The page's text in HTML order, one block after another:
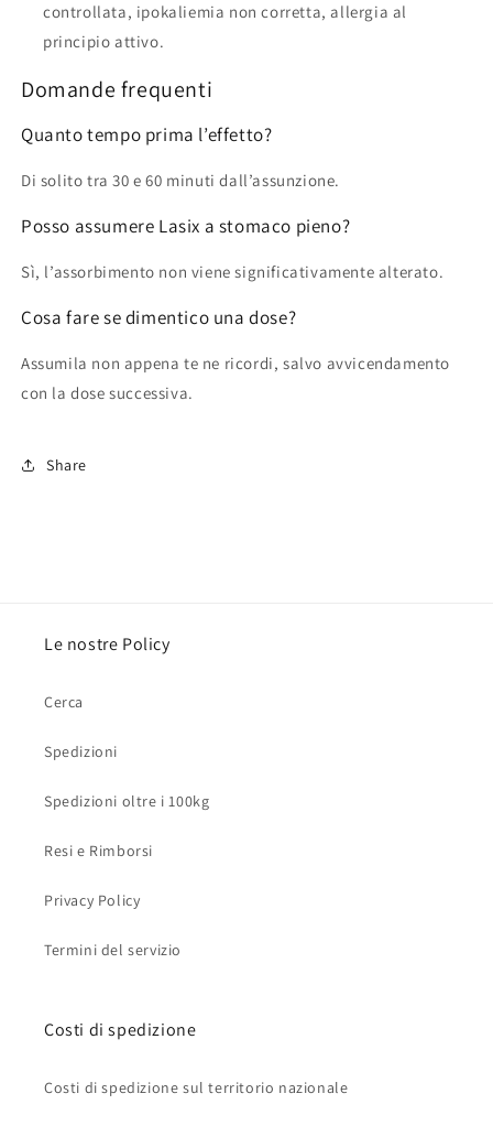
controllata, ipokaliemia non corretta, allergia al
principio attivo.
Domande frequenti
Quanto tempo prima l’effetto?
Di solito tra 30 e 60 minuti dall’assunzione.
Posso assumere Lasix a stomaco pieno?
Sì, l’assorbimento non viene significativamente alterato.
Cosa fare se dimentico una dose?
Assumila non appena te ne ricordi, salvo avvicendamento
con la dose successiva.
Share
Le nostre Policy
Cerca
Spedizioni
Spedizioni oltre i 100kg
Resi e Rimborsi
Privacy Policy
Termini del servizio
Costi di spedizione
Costi di spedizione sul territorio nazionale